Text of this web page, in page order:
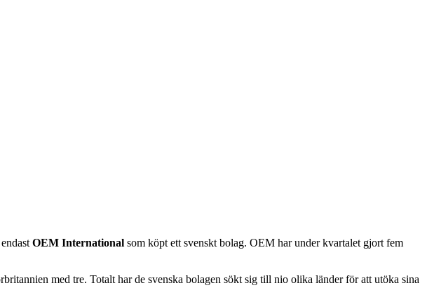
OEM International som köpt ett svenskt bolag. OEM har under kvartalet gjort fem
med tre. Totalt har de svenska bolagen sökt sig till nio olika länder för att utöka sina